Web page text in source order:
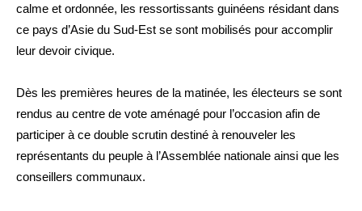
calme et ordonnée, les ressortissants guinéens résidant dans
ce pays d’Asie du Sud-Est se sont mobilisés pour accomplir
leur devoir civique.
Dès les premières heures de la matinée, les électeurs se sont
rendus au centre de vote aménagé pour l’occasion afin de
participer à ce double scrutin destiné à renouveler les
représentants du peuple à l’Assemblée nationale ainsi que les
conseillers communaux.